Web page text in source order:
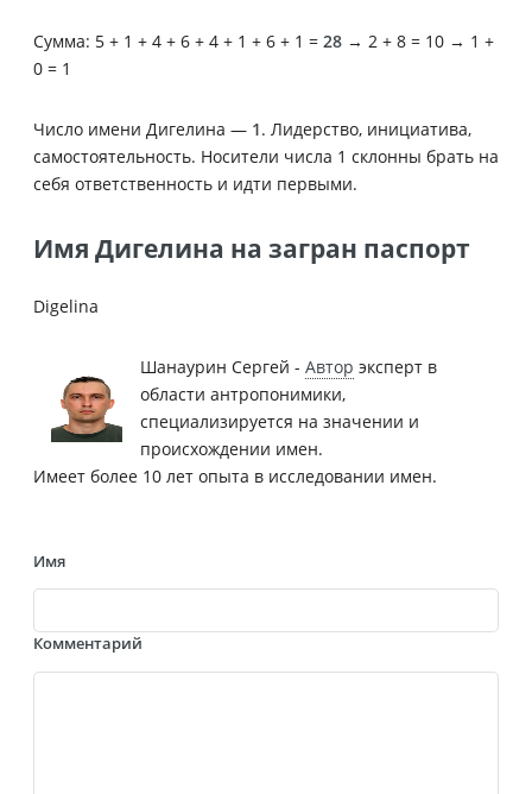
Сумма: 5 + 1 + 4 + 6 + 4 + 1 + 6 + 1 = 28 → 2 + 8 = 10 → 1 +
0 = 1
Число имени Дигелина — 1. Лидерство, инициатива,
самостоятельность. Носители числа 1 склонны брать на
себя ответственность и идти первыми.
Имя Дигелина на загран паспорт
Digelina
Шанаурин Сергей - Автор эксперт в
области антропонимики,
специализируется на значении и
происхождении имен.
Имеет более 10 лет опыта в исследовании имен.
Имя
Комментарий